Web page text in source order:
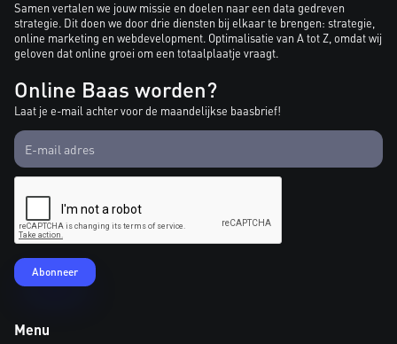
Samen vertalen we jouw missie en doelen naar een data gedreven
strategie. Dit doen we door drie diensten bij elkaar te brengen: strategie,
online marketing en webdevelopment. Optimalisatie van A tot Z, omdat wij
geloven dat online groei om een totaalplaatje vraagt.
Online Baas worden?
Laat je e-mail achter voor de maandelijkse baasbrief!
Menu